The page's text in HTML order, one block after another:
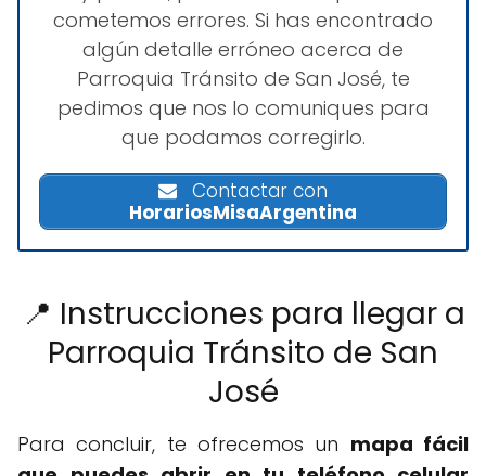
cometemos errores. Si has encontrado
algún detalle erróneo acerca de
Parroquia Tránsito de San José, te
pedimos que nos lo comuniques para
que podamos corregirlo.
Contactar con
HorariosMisaArgentina
📍 Instrucciones para llegar a
Parroquia Tránsito de San
José
Para concluir, te ofrecemos un mapa fácil